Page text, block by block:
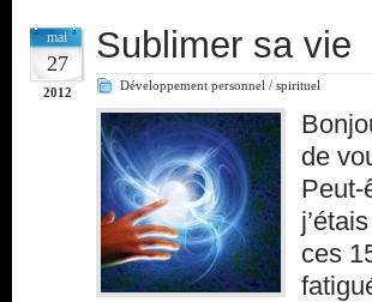
mai
27
2012
Sublimer sa vie
Développement personnel / spirituel
de
Peut-
ces